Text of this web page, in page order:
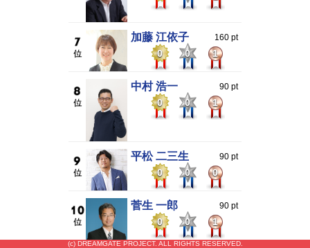
加藤 江依子 160 pt
0 0 1
中村 浩一 90 pt
0 0 1
平松 二三生 90 pt
0 0 0
菅生 一郎 90 pt
0 0 1
(c) DREAMGATE PROJECT. ALL RIGHTS RESERVED.